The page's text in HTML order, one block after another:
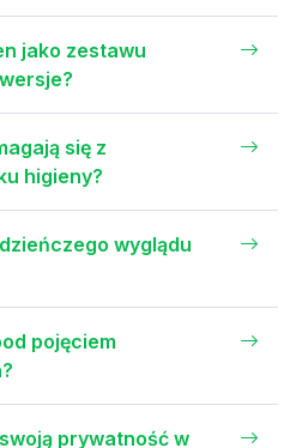
jako zestawu
się z
higieny?
wyglądu
pojęciem
prywatność w